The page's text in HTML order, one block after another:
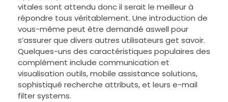
vitales sont attendu donc il serait le meilleur à
répondre tous véritablement. Une introduction de
vous-même peut être demandé aswell pour
s’assurer que divers autres utilisateurs get savoir.
Quelques-uns des caractéristiques populaires des
complément include communication et
visualisation outils, mobile assistance solutions,
sophistiqué recherche attributs, et leurs e-mail
filter systems.